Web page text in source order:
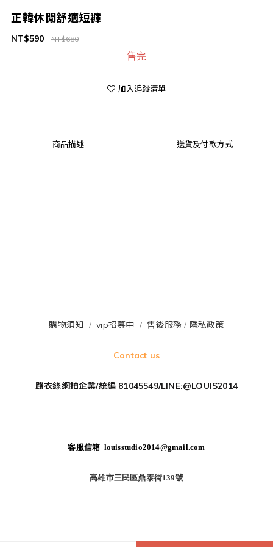
正韓休閒舒適短褲
NT$680
NT$590
售完
加入追蹤清單
商品描述 送貨及付款方式
購物須知 /vip招募中 /售後服務 / 隱私政策
Contact us
路衣絲網拍企業/統編 81045549/LINE:@LOUIS2014
客服信箱 louisstudio2014@gmail.com
高雄市三民區鼎泰街139號